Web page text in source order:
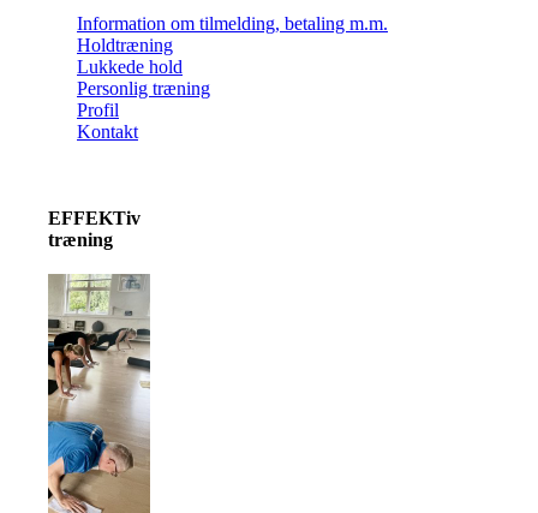
Information om tilmelding, betaling m.m.
Holdtræning
Lukkede hold
Personlig træning
Profil
Kontakt
EFFEKTiv
træning